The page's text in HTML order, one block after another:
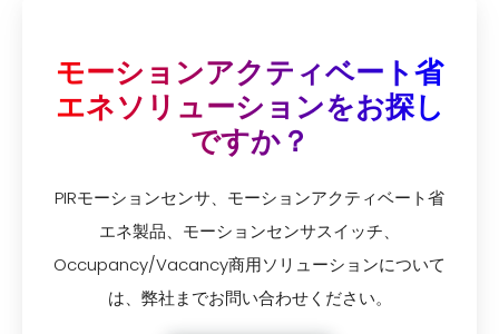
モーションアクティベート省
エネソリューションをお探し
ですか？
PIRモーションセンサ、モーションアクティベート省
エネ製品、モーションセンサスイッチ、
Occupancy/Vacancy商用ソリューションについて
は、弊社までお問い合わせください。